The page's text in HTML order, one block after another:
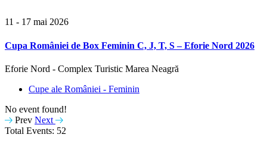
11 - 17 mai 2026
Cupa României de Box Feminin C, J, T, S – Eforie Nord 2026
Eforie Nord - Complex Turistic Marea Neagră
Cupe ale României - Feminin
No event found!
Prev Next
Total Events: 52